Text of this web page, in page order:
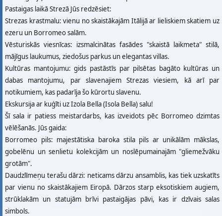
Pastaigas laikā Strezā Jūs redzēsiet:
Strezas krastmalu: vienu no skaistākajām Itālijā ar lieliskiem skatiem uz
ezeru un Borromeo salām.
Vēsturiskās viesnīcas: izsmalcinātas fasādes "skaistā laikmeta" stilā,
mājīgus laukumus, ziedošus parkus un elegantas villas.
Kultūras mantojumu: gids pastāstīs par pilsētas bagāto kultūras un
dabas mantojumu, par slavenajiem Strezas viesiem, kā arī par
notikumiem, kas padarīja šo kūrortu slavenu.
Ekskursija ar kuģīti uz Izola Bella (Isola Bella) salu!
Šī sala ir patiess meistardarbs, kas izveidots pēc Borromeo dzimtas
vēlēšanās. Jūs gaida:
Borromeo pils: majestātiska baroka stila pils ar unikālām mākslas,
gobelēnu un senlietu kolekcijām un noslēpumainajām "gliemežvāku
grotām".
Daudzlīmeņu terašu dārzi: neticams dārzu ansamblis, kas tiek uzskatīts
par vienu no skaistākajiem Eiropā. Dārzos starp eksotiskiem augiem,
strūklakām un statujām brīvi pastaigājas pāvi, kas ir dzīvais salas
simbols.